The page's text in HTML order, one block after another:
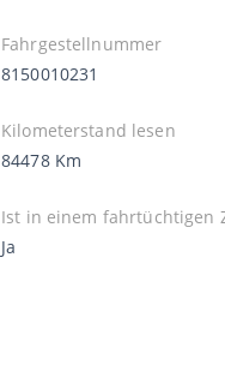
Fahrgestellnummer
8150010231
Kilometerstand lesen
84478 Km
Ist in einem fahrtüchtigen
Ja